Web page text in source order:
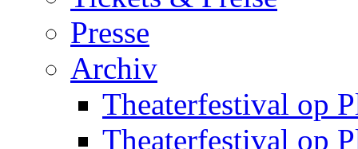
Presse
Archiv
Theaterfestival op
Theaterfestival op